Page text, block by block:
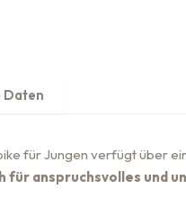
Daten
für Jungen verfügt über
für anspruchsvolles und